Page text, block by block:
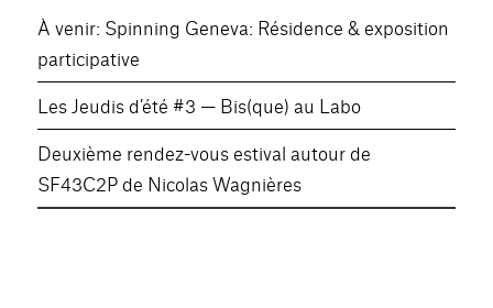
À venir: Spinning Geneva: Résidence & exposition
participative
Les Jeudis d’été #3 — Bis(que) au Labo
Deuxième rendez-vous estival autour de
SF43C2P de Nicolas Wagnières